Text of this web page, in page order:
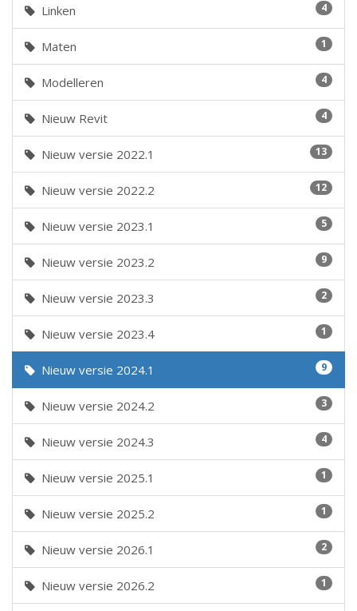
4
Linken
1
Maten
4
Modelleren
4
Nieuw Revit
13
Nieuw versie 2022.1
12
Nieuw versie 2022.2
5
Nieuw versie 2023.1
9
Nieuw versie 2023.2
2
Nieuw versie 2023.3
1
Nieuw versie 2023.4
9
Nieuw versie 2024.1
3
Nieuw versie 2024.2
4
Nieuw versie 2024.3
1
Nieuw versie 2025.1
1
Nieuw versie 2025.2
2
Nieuw versie 2026.1
1
Nieuw versie 2026.2